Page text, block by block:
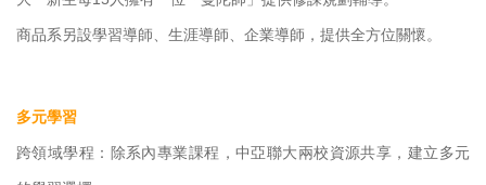
商品系另設學習導師、生涯導師、企業導師，提供全方位關懷。
多元學習
跨領域學程：除系內專業課程，中亞聯大兩校資源共享，建立多元